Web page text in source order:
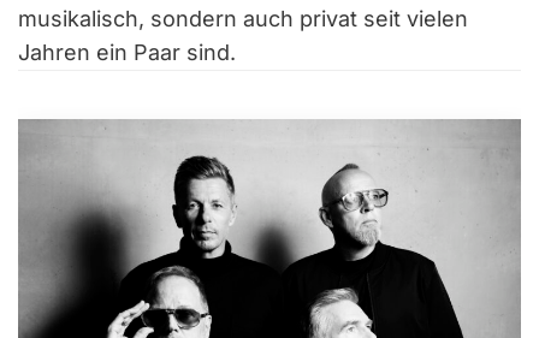
musikalisch, sondern auch privat seit vielen
Jahren ein Paar sind.